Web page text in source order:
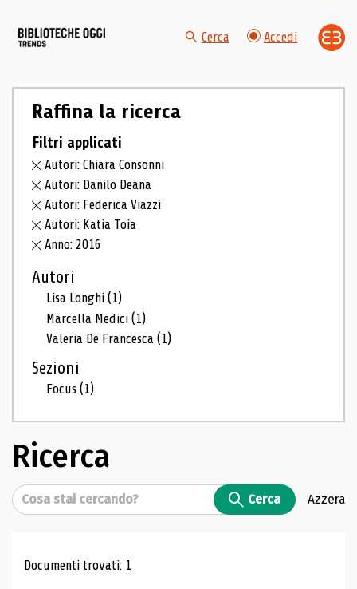
Cerca Accedi
Raffina la ricerca
Filtri applicati
Autori: Chiara Consonni
Autori: Danilo Deana
Autori: Federica Viazzi
Autori: Katia Toia
Anno: 2016
Autori
Lisa Longhi(1)
Marcella Medici(1)
Valeria De Francesca(1)
Sezioni
Focus(1)
Ricerca
Cerca Cerca Azzera
Risultati di ricerca
Documenti trovati: 1